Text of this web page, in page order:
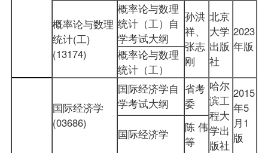
概率论与数理
统计(工)
(13174)
概率论与数理
统计（工）自
学考试大纲
孙洪
祥、
张志
刚
北京
大学
出版
社
2023
年版
概率论与数理
统计（工）
国际经济学
(03686)
国际经济学自
学考试大纲
省考
委
哈尔
滨工
程大
学出
版社
2015
年5
月1
版
国际经济学
陈 伟
等